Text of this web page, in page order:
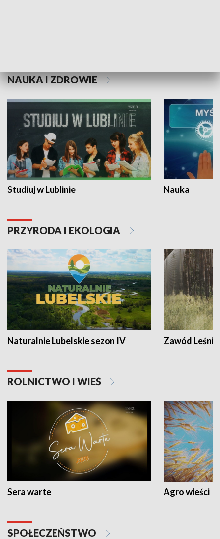
NAUKA I ZDROWIE
Studiuj w Lublinie Nauka
PRZYRODA I EKOLOGIA
Naturalnie Lubelskie sezon IV Zawód Leśnik
ROLNICTWO I WIEŚ
Sera warte Agro wieści
SPOŁECZEŃSTWO